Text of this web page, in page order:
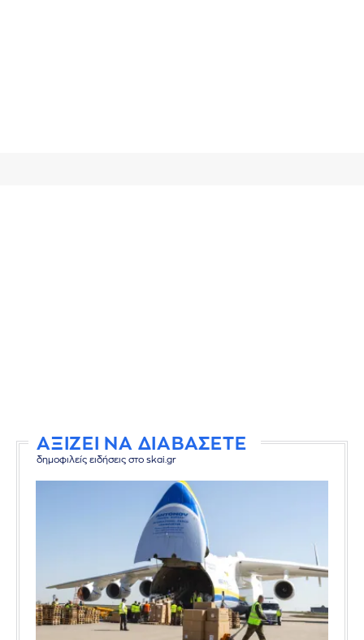
ΑΞΙΖΕΙ ΝΑ ΔΙΑΒΑΣΕΤΕ
δημοφιλείς ειδήσεις στο skai.gr